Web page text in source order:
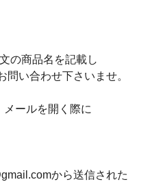
の商品名を記載し
い合わせ下さいませ。
メールを開く際に
から送信された